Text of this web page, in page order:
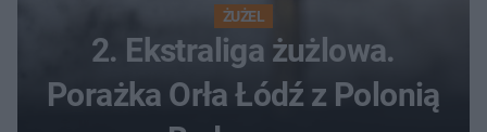
ŻUŻEL
2. Ekstraliga żużlowa.
Porażka Orła Łódź z Polonią